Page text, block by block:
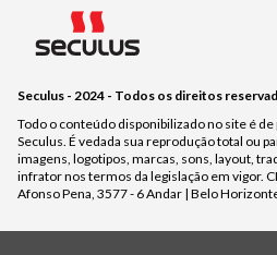
Seculus - 2024 - Todos os direitos
Todo o conteúdo disponibilizado no site é
Seculus. É vedada sua reprodução total ou
imagens, logotipos, marcas, sons, layout,
infrator nos termos da legislação em vigor.
Afonso Pena, 3577 - 6 Andar | Belo